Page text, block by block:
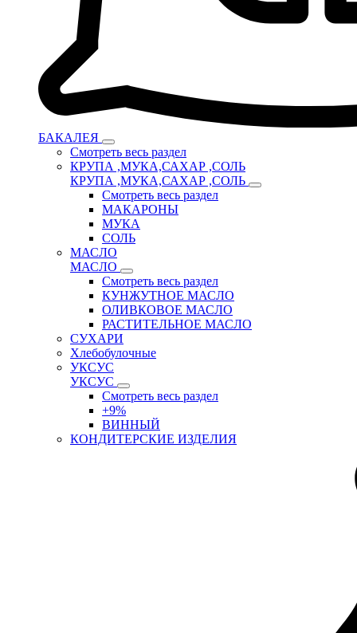
БАКАЛЕЯ
Смотреть весь раздел
КРУПА ,МУКА,САХАР ,СОЛЬ
КРУПА ,МУКА,САХАР ,СОЛЬ
Смотреть весь раздел
МАКАРОНЫ
МУКА
СОЛЬ
МАСЛО
МАСЛО
Смотреть весь раздел
КУНЖУТНОЕ МАСЛО
ОЛИВКОВОЕ МАСЛО
РАСТИТЕЛЬНОЕ МАСЛО
СУХАРИ
Хлебобулочные
УКСУС
УКСУС
Смотреть весь раздел
+9%
ВИННЫЙ
КОНДИТЕРСКИЕ ИЗДЕЛИЯ